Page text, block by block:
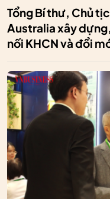
Tổng Bí thư, Chủ
Australia xây
nối KHCN và đổi